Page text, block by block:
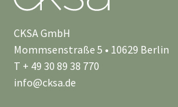
CKSA GmbH
Mommsenstraße 5 • 10629 Berlin
T + 49 30 89 38 770
info@cksa.de